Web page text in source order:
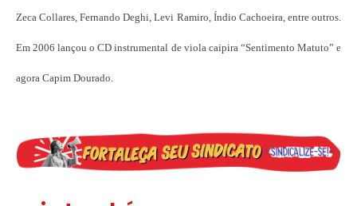
Zeca Collares, Fernando Deghi, Levi Ramiro, Índio Cachoeira, entre outros.
Em 2006 lançou o CD instrumental de viola caipira “Sentimento Matuto” e
agora Capim Dourado.